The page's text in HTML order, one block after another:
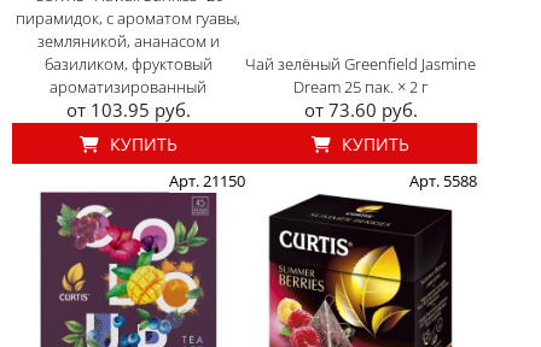
пирамидок, с ароматом гуавы,
земляникой, ананасом и
базиликом, фруктовый
ароматизированный
от 103.95 руб.
КУПИТЬ
Чай зелёный Greenfield Jasmine
Dream 25 пак. × 2 г
от 73.60 руб.
КУПИТЬ
Арт. 21150 Арт. 5588